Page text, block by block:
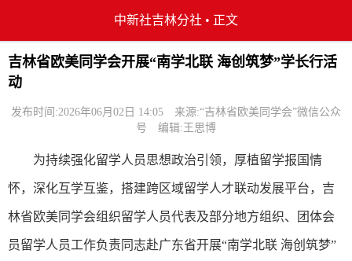
中新社吉林分社 • 正文
吉林省欧美同学会开展“南学北联 海创筑梦”学长行活
动
发布时间:2026年06月02日 14:05
来源:“吉林省欧美同学会”微信公众
号
编辑:王思博
为持续强化留学人员思想政治引领，厚植留学报国情
怀，深化互学互鉴，搭建跨区域留学人才联动发展平台，吉
林省欧美同学会组织留学人员代表及部分地方组织、团体会
员留学人员工作负责同志赴广东省开展“南学北联 海创筑梦”